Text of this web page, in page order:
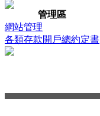
管理區
網站管理
各類存款開戶總約定書